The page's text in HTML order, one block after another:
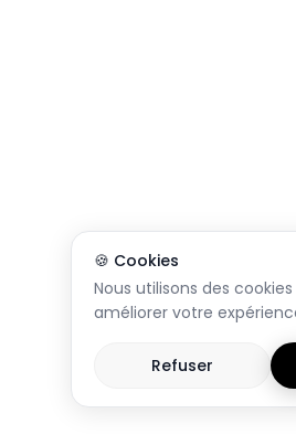
🍪 Cookies
Nous utilisons des
améliorer votre
Refuser